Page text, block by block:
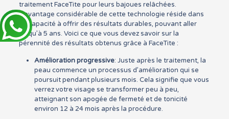
traitement FaceTite pour leurs bajoues relâchées.
L’avantage considérable de cette technologie réside dans
sa capacité à offrir des résultats durables, pouvant aller
jusqu’à 5 ans. Voici ce que vous devez savoir sur la
pérennité des résultats obtenus grâce à FaceTite :
Amélioration progressive: Juste après le traitement, la
peau commence un processus d’amélioration qui se
poursuit pendant plusieurs mois. Cela signifie que vous
verrez votre visage se transformer peu à peu,
atteignant son apogée de fermeté et de tonicité
environ 12 à 24 mois après la procédure.